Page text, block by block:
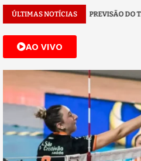
ÚLTIMAS NOTÍCIAS
PREVISÃO DO TEMPO PARA
AO VIVO